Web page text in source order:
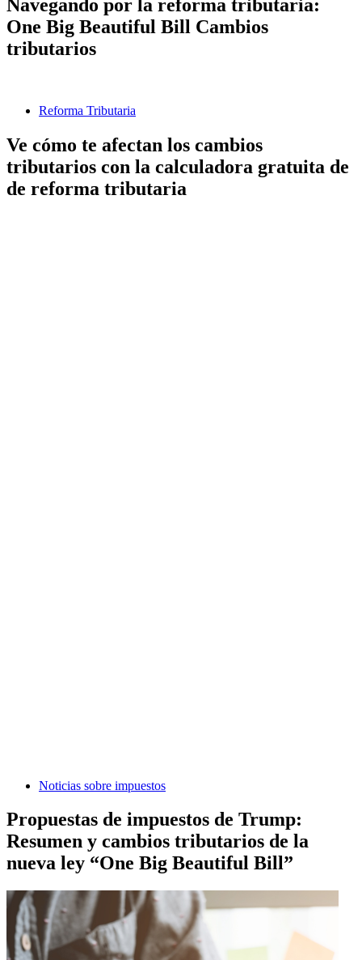
Navegando por la reforma tributaria:
One Big Beautiful Bill Cambios
tributarios
Reforma Tributaria
Ve cómo te afectan los cambios
tributarios con la calculadora gratuita de
de reforma tributaria
Noticias sobre impuestos
Propuestas de impuestos de Trump:
Resumen y cambios tributarios de la
nueva ley “One Big Beautiful Bill”